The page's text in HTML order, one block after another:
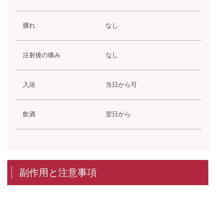
腫れ なし
注射後の痛み なし
入浴 当日から可
飲酒 翌日から
副作用と注意事項